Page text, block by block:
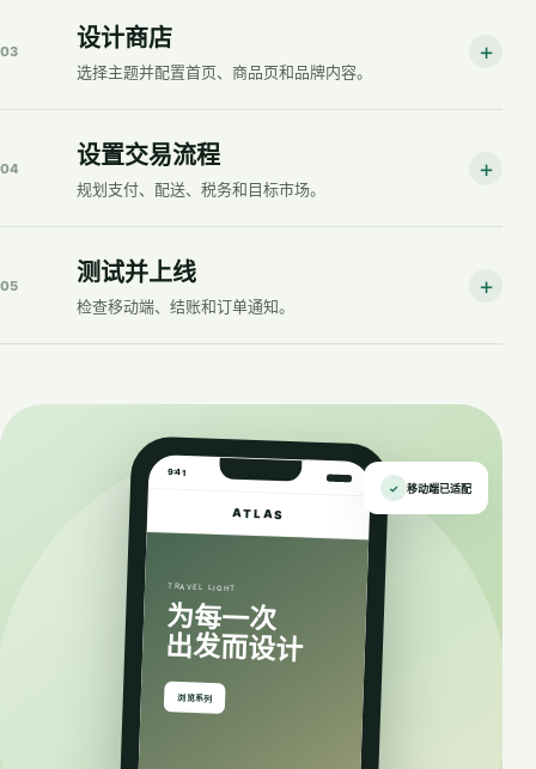
03 设计商店
选择主题并配置首页、商品页和品牌内容。
+
04 设置交易流程
规划支付、配送、税务和目标市场。
+
05 测试并上线
检查移动端、结账和订单通知。
+
9:41
ATLAS
TRAVEL LIGHT
为每一次
出发而设计
浏览系列
✓ 移动端已适配